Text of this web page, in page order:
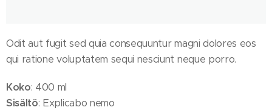
Odit aut fugit sed quia consequuntur magni dolores eos
qui ratione voluptatem sequi nesciunt neque porro.
Koko: 400 ml
Sisältö: Explicabo nemo